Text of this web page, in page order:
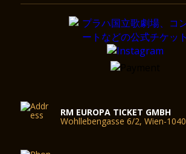
RM EUROPA TICKET GMBH
Wohllebengasse 6/2, Wien-1040